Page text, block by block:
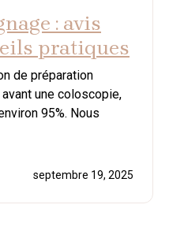
: avis
pratiques
de préparation
une coloscopie,
95%. Nous
septembre 19, 2025